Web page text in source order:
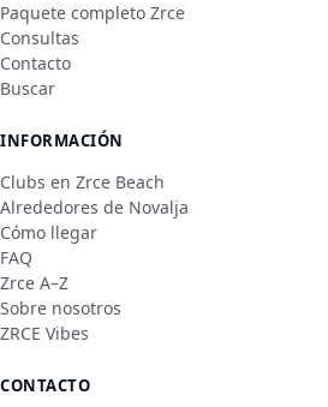
Paquete completo Zrce
Consultas
Contacto
Buscar
INFORMACIÓN
Clubs en Zrce Beach
Alrededores de Novalja
Cómo llegar
FAQ
Zrce A–Z
Sobre nosotros
ZRCE Vibes
CONTACTO